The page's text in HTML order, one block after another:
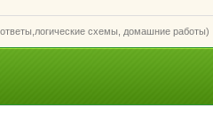
схемы, домашние работы)